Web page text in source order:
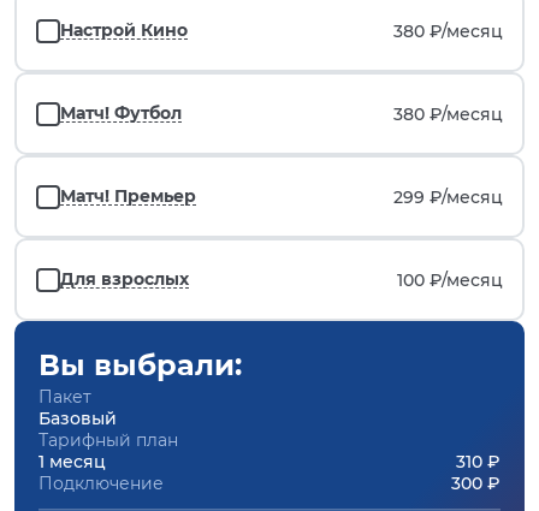
Настрой Кино 380 ₽/месяц
Матч! Футбол 380 ₽/месяц
Матч! Премьер 299 ₽/месяц
Для взрослых 100 ₽/месяц
Вы выбрали:
Пакет
Базовый
Тарифный план
1 месяц
310 ₽
Подключение
300 ₽